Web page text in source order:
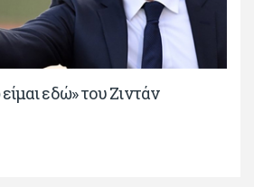
εδώ» του Ζιντάν